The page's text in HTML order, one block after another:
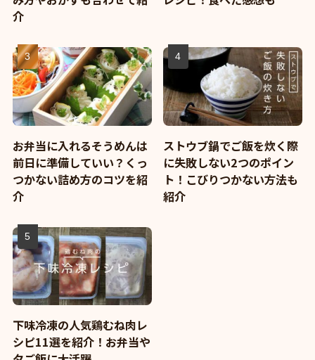
介
お弁当に入れるそうめんは
前日に準備していい？くっ
つかない詰め方のコツを紹
介
ストウブ鍋でご飯を炊く際
に失敗しない2つのポイン
ト！こびりつかない方法も
紹介
下味冷凍の人気鶏むね肉レ
シピ11選を紹介！お弁当や